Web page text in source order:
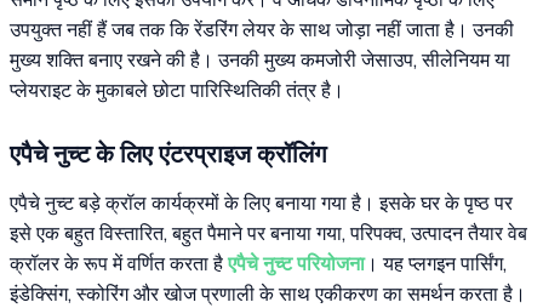
उपयुक्त नहीं हैं जब तक कि रेंडरिंग लेयर के साथ जोड़ा नहीं जाता है। उनकी
मुख्य शक्ति बनाए रखने की है। उनकी मुख्य कमजोरी जेसाउप, सीलेनियम या
प्लेयराइट के मुकाबले छोटा पारिस्थितिकी तंत्र है।
एपैचे नुच्ट के लिए एंटरप्राइज क्रॉलिंग
एपैचे नुच्ट बड़े क्रॉल कार्यक्रमों के लिए बनाया गया है। इसके घर के पृष्ठ पर
इसे एक बहुत विस्तारित, बहुत पैमाने पर बनाया गया, परिपक्व, उत्पादन तैयार वेब
क्रॉलर के रूप में वर्णित करता हैएपैचे नुच्ट परियोजना। यह प्लगइन पार्सिंग,
इंडेक्सिंग, स्कोरिंग और खोज प्रणाली के साथ एकीकरण का समर्थन करता है।